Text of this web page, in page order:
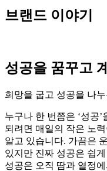
브랜드 이야기
성공을 꿈꾸고
희망을 굽고 성공을 나
누구나 한 번쯤은 ‘성공
되려면 매일의 작은 노
알고 있습니다. 가끔은
있지만 진짜 성공은 쉽
성공은 오직 땀과 열정